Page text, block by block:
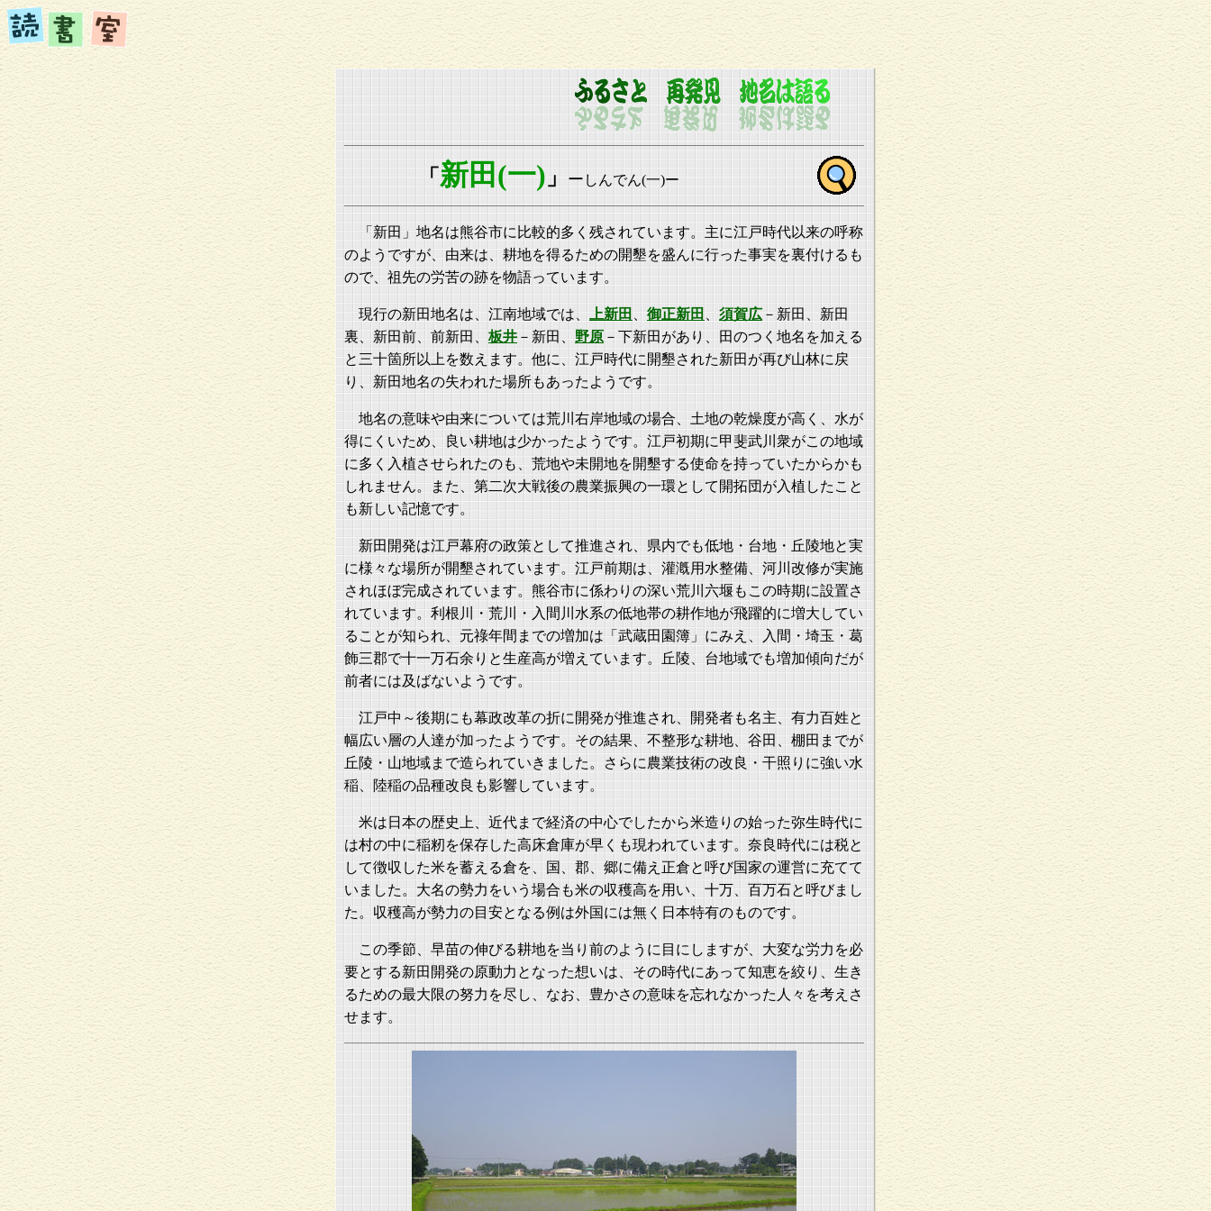
「 新田(一) 」 ー しんでん(一)ー
「新田」地名は熊谷市に比較的多く残されています。主に江戸時代以来の呼称
のようですが、由来は、耕地を得るための開墾を盛んに行った事実を裏付けるも
ので、祖先の労苦の跡を物語っています。
現行の新田地名は、江南地域では、 上新田 、 御正新田 、 須賀広 －新田、新田
裏、新田前、前新田、板井 －新田、 野原 －下新田があり、田のつく地名を加える
と三十箇所以上を数えます。他に、江戸時代に開墾された新田が再び山林に戻
り、新田地名の失われた場所もあったようです。
地名の意味や由来については荒川右岸地域の場合、土地の乾燥度が高く、水が
得にくいため、良い耕地は少かったようです。江戸初期に甲斐武川衆がこの地域
に多く入植させられたのも、荒地や未開地を開墾する使命を持っていたからかも
しれません。また、第二次大戦後の農業振興の一環として開拓団が入植したこと
も新しい記憶です。
新田開発は江戸幕府の政策として推進され、県内でも低地・台地・丘陵地と実
に様々な場所が開墾されています。江戸前期は、灌漑用水整備、河川改修が実施
されほぼ完成されています。熊谷市に係わりの深い荒川六堰もこの時期に設置さ
れています。利根川・荒川・入間川水系の低地帯の耕作地が飛躍的に増大してい
ることが知られ、元祿年間までの増加は「武蔵田園簿」にみえ、入間・埼玉・葛
飾三郡で十一万石余りと生産高が増えています。丘陵、台地域でも増加傾向だが
前者には及ばないようです。
江戸中～後期にも幕政改革の折に開発が推進され、開発者も名主、有力百姓と
幅広い層の人達が加ったようです。その結果、不整形な耕地、谷田、棚田までが
丘陵・山地域まで造られていきました。さらに農業技術の改良・干照りに強い水
稲、陸稲の品種改良も影響しています。
米は日本の歴史上、近代まで経済の中心でしたから米造りの始った弥生時代に
は村の中に稲籾を保存した高床倉庫が早くも現われています。奈良時代には税と
して徴収した米を蓄える倉を、国、郡、郷に備え正倉と呼び国家の運営に充てて
いました。大名の勢力をいう場合も米の収穫高を用い、十万、百万石と呼びまし
た。収穫高が勢力の目安となる例は外国には無く日本特有のものです。
この季節、早苗の伸びる耕地を当り前のように目にしますが、大変な労力を必
要とする新田開発の原動力となった想いは、その時代にあって知恵を絞り、生き
るための最大限の努力を尽し、なお、豊かさの意味を忘れなかった人々を考えさ
せます。